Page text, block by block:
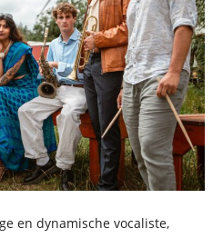
en dynamische vocaliste,